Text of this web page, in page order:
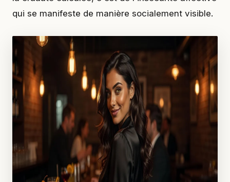
qui se manifeste de manière socialement visible.